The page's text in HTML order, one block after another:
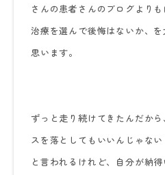
さんの患者さんのブログより
治療を選んで後悔はないか、
思います。
ずっと走り続けてきたんだか
スを落としてもいいんじゃな
と言われるけれど、自分が納